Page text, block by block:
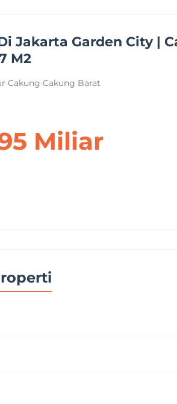
Jakarta Garden City |
M2
›Cakung›Cakung Barat
Miliar